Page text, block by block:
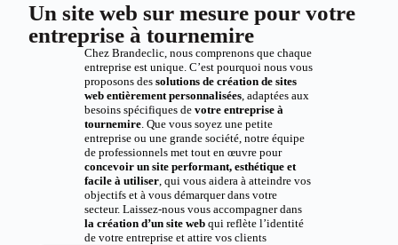
Un site web sur mesure pour votre
entreprise à tournemire
Chez Brandeclic, nous comprenons que chaque
entreprise est unique. C’est pourquoi nous vous
proposons des solutions de création de sites
web entièrement personnalisées, adaptées aux
besoins spécifiques de votre entreprise à
tournemire. Que vous soyez une petite
entreprise ou une grande société, notre équipe
de professionnels met tout en œuvre pour
concevoir un site performant, esthétique et
facile à utiliser, qui vous aidera à atteindre vos
objectifs et à vous démarquer dans votre
secteur. Laissez-nous vous accompagner dans
la création d’un site webqui reflète l’identité
de votre entreprise et attire vos clients